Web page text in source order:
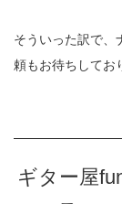
そういった訳で、
頼もお待ちしてお
ギター屋